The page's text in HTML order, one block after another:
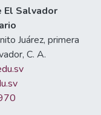
El Salvador
Juárez, primera
C. A.